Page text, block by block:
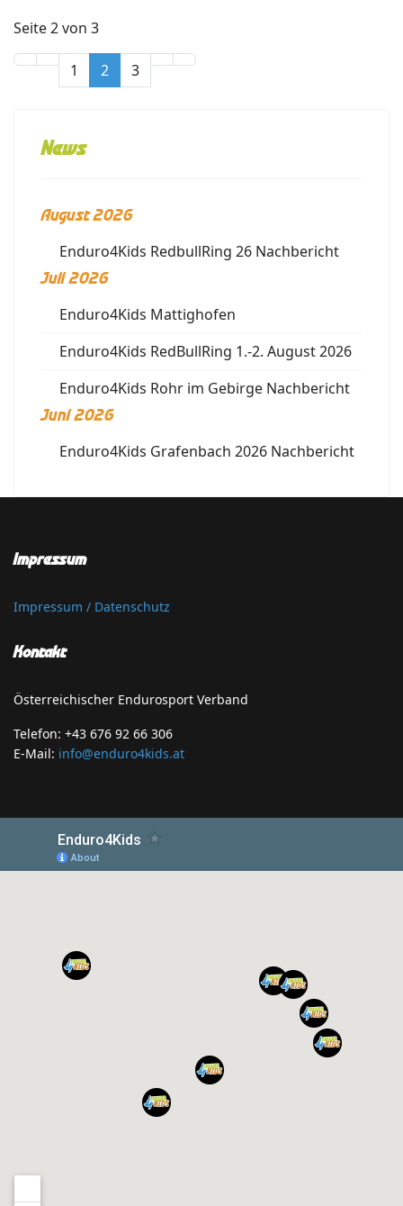
Seite 2 von 3
1 2 3
News
August 2026
Enduro4Kids RedbullRing 26 Nachbericht
Juli 2026
Enduro4Kids Mattighofen
Enduro4Kids RedBullRing 1.-2. August 2026
Enduro4Kids Rohr im Gebirge Nachbericht
Juni 2026
Enduro4Kids Grafenbach 2026 Nachbericht
Impressum
Impressum / Datenschutz
Kontakt
Österreichischer Endurosport Verband
Telefon: +43 676 92 66 306
E-Mail: info@enduro4kids.at